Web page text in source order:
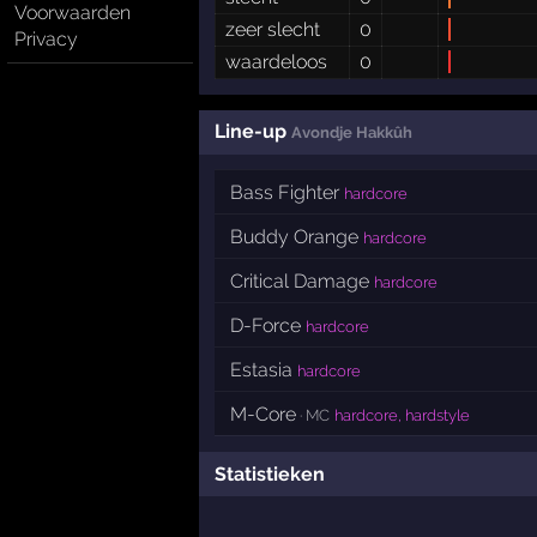
Voorwaarden
Privacy
zeer slecht
0
waardeloos
0
Line-up Avondje Hakkûh
Bass Fighter hardcore
Buddy Orange hardcore
Critical Damage hardcore
D-Force hardcore
Estasia hardcore
M-Core· MC hardcore, hardstyle
Statistieken